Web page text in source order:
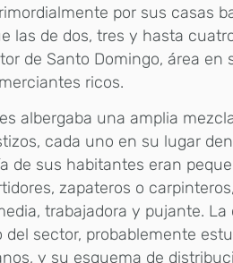
por sus casas
las de dos, tres y hasta
de Santo Domingo, área en
ricos.
albergaba una amplia
cada uno en su lugar
de sus habitantes eran
zapateros o
trabajadora y pujante. La
del sector, probablemente
y su esquema de